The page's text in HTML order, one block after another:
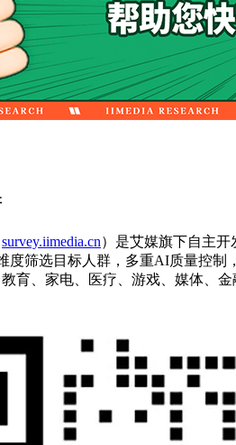
survey.iimedia.cn）是艾媒旗下自主
度筛选目标人群，多重AI质量控
育、家电、医疗、游戏、媒体、